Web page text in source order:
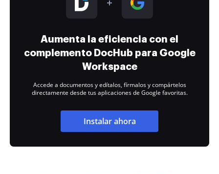
Aumenta la eficiencia con el
complemento DocHub para Google
Workspace
Accede a documentos y edítalos, fírmalos y compártelos
directamente desde tus aplicaciones de Google favoritas.
Instalar ahora